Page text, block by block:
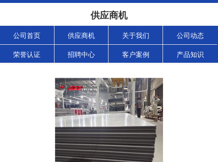
供应商机
公司首页 供应商机 关于我们 公司动态
荣誉认证 招聘中心 客户案例 产品知识